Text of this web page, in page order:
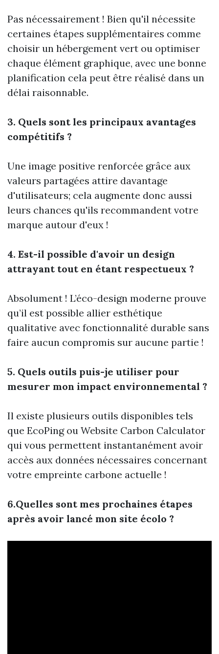
Pas nécessairement ! Bien qu'il nécessite
certaines étapes supplémentaires comme
choisir un hébergement vert ou optimiser
chaque élément graphique, avec une bonne
planification cela peut être réalisé dans un
délai raisonnable.
3. Quels sont les principaux avantages
compétitifs ?
Une image positive renforcée grâce aux
valeurs partagées attire davantage
d'utilisateurs; cela augmente donc aussi
leurs chances qu'ils recommandent votre
marque autour d'eux !
4. Est-il possible d'avoir un design
attrayant tout en étant respectueux ?
Absolument ! L’éco-design moderne prouve
qu’il est possible allier esthétique
qualitative avec fonctionnalité durable sans
faire aucun compromis sur aucune partie !
5. Quels outils puis-je utiliser pour
mesurer mon impact environnemental ?
Il existe plusieurs outils disponibles tels
que EcoPing ou Website Carbon Calculator
qui vous permettent instantanément avoir
accès aux données nécessaires concernant
votre empreinte carbone actuelle !
6.Quelles sont mes prochaines étapes
après avoir lancé mon site écolo ?